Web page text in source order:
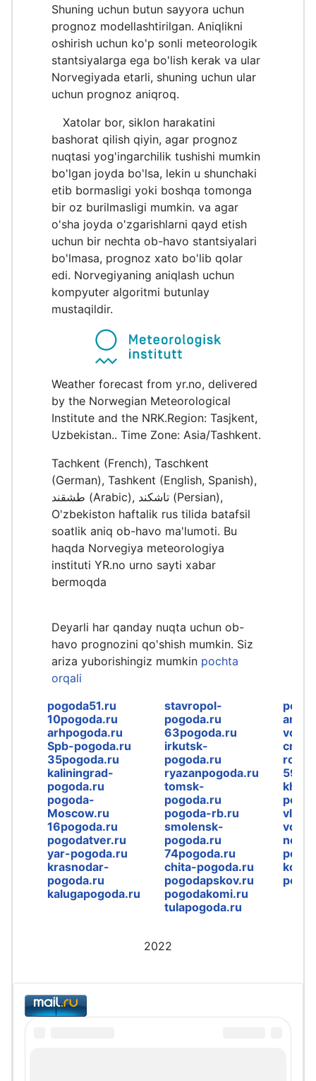
Shuning uchun butun sayyora uchun
prognoz modellashtirilgan. Aniqlikni
oshirish uchun ko'p sonli meteorologik
stantsiyalarga ega bo'lish kerak va ular
Norvegiyada etarli, shuning uchun ular
uchun prognoz aniqroq.
Xatolar bor, siklon harakatini
bashorat qilish qiyin, agar prognoz
nuqtasi yog'ingarchilik tushishi mumkin
bo'lgan joyda bo'lsa, lekin u shunchaki
etib bormasligi yoki boshqa tomonga
bir oz burilmasligi mumkin. va agar
o'sha joyda o'zgarishlarni qayd etish
uchun bir nechta ob-havo stantsiyalari
bo'lmasa, prognoz xato bo'lib qolar
edi. Norvegiyaning aniqlash uchun
kompyuter algoritmi butunlay
mustaqildir.
Weather forecast from yr.no, delivered
by the Norwegian Meteorological
Institute and the NRK.Region: Tasjkent,
Uzbekistan.. Time Zone: Asia/Tashkent.
Tachkent (French), Taschkent
(German), Tashkent (English, Spanish),
طشقند (Arabic), تاشکند (Persian),
O'zbekiston haftalik rus tilida batafsil
soatlik aniq ob-havo ma'lumoti. Bu
haqda Norvegiya meteorologiya
instituti YR.no urno sayti xabar
bermoqda
Deyarli har qanday nuqta uchun ob-
havo prognozini qo'shish mumkin. Siz
ariza yuborishingiz mumkin pochta
orqali
pogoda51.ru
10pogoda.ru
arhpogoda.ru
Spb-pogoda.ru
35pogoda.ru
kaliningrad-
pogoda.ru
pogoda-
Moscow.ru
16pogoda.ru
pogodatver.ru
yar-pogoda.ru
krasnodar-
pogoda.ru
kalugapogoda.ru
stavropol-
pogoda.ru
63pogoda.ru
irkutsk-
pogoda.ru
ryazanpogoda.ru
tomsk-
pogoda.ru
pogoda-rb.ru
smolensk-
pogoda.ru
74pogoda.ru
chita-pogoda.ru
pogodapskov.ru
pogodakomi.ru
tulapogoda.ru
2022